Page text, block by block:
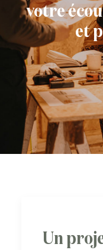
votre
et
Un